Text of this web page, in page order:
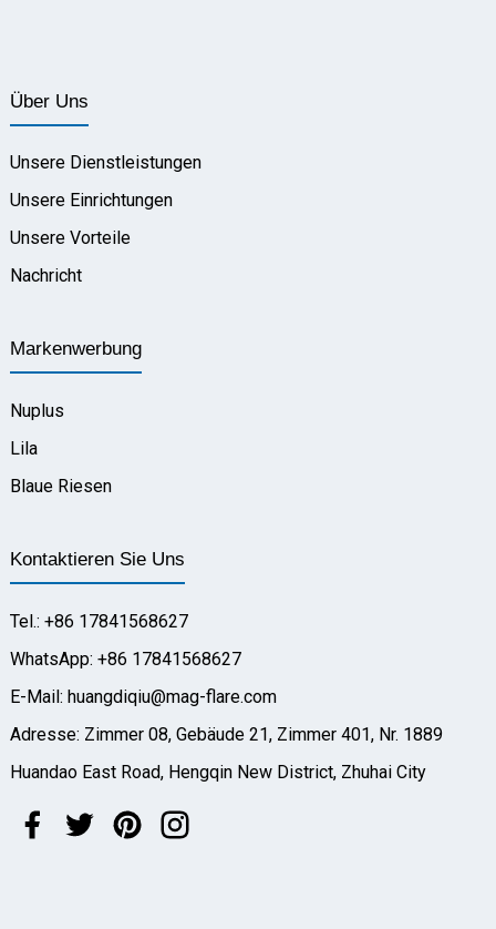
Über Uns
Unsere Dienstleistungen
Unsere Einrichtungen
Unsere Vorteile
Nachricht
Markenwerbung
Nuplus
Lila
Blaue Riesen
Kontaktieren Sie Uns
Tel.: +86 17841568627
WhatsApp: +86 17841568627
E-Mail: huangdiqiu@mag-flare.com
Adresse: Zimmer 08, Gebäude 21, Zimmer 401, Nr. 1889
Huandao East Road, Hengqin New District, Zhuhai City